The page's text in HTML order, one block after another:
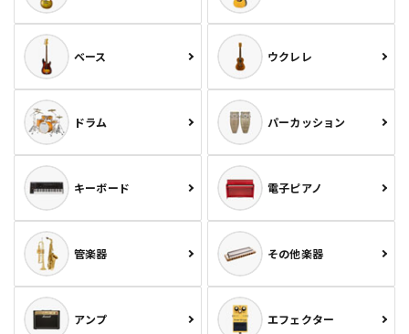
ベース ウクレレ
ドラム パーカッション
キーボード 電子ピアノ
管楽器 その他楽器
アンプ エフェクター